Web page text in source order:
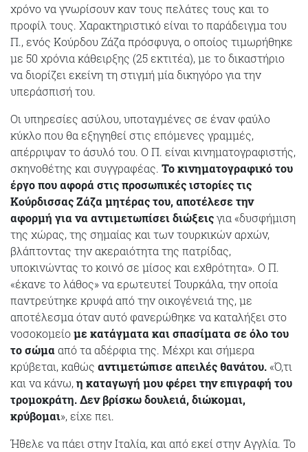
χρόνο να γνωρίσουν καν τους πελάτες τους και το
προφίλ τους. Χαρακτηριστικό είναι το παράδειγμα του
Π., ενός Κούρδου Ζάζα πρόσφυγα, ο οποίος τιμωρήθηκε
με 50 χρόνια κάθειρξης (25 εκτιτέα), με το δικαστήριο
να διορίζει εκείνη τη στιγμή μία δικηγόρο για την
υπεράσπισή του.
Οι υπηρεσίες ασύλου, υποταγμένες σε έναν φαύλο
κύκλο που θα εξηγηθεί στις επόμενες γραμμές,
απέρριψαν το άσυλό του. Ο Π. είναι κινηματογραφιστής,
σκηνοθέτης και συγγραφέας. Το κινηματογραφικό του
έργο που αφορά στις προσωπικές ιστορίες τις
Κούρδισσας Ζάζα μητέρας του, αποτέλεσε την
αφορμή για να αντιμετωπίσει διώξειςγια «δυσφήμιση
της χώρας, της σημαίας και των τουρκικών αρχών,
βλάπτοντας την ακεραιότητα της πατρίδας,
υποκινώντας το κοινό σε μίσος και εχθρότητα». Ο Π.
«έκανε το λάθος» να ερωτευτεί Τουρκάλα, την οποία
παντρεύτηκε κρυφά από την οικογένειά της, με
αποτέλεσμα όταν αυτό φανερώθηκε να καταλήξει στο
νοσοκομείομε κατάγματα και σπασίματα σε όλο του
το σώμα από τα αδέρφια της. Μέχρι και σήμερα
κρύβεται, καθώς αντιμετώπισε απειλές θανάτου.«Ό,τι
και να κάνω,η καταγωγή μου φέρει την επιγραφή του
τρομοκράτη. Δεν βρίσκω δουλειά, διώκομαι,
κρύβομαι», είχε πει.
Ήθελε να πάει στην Ιταλία, και από εκεί στην Αγγλία. Το